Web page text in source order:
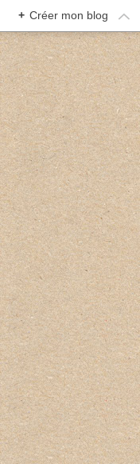
+ Créer mon blog